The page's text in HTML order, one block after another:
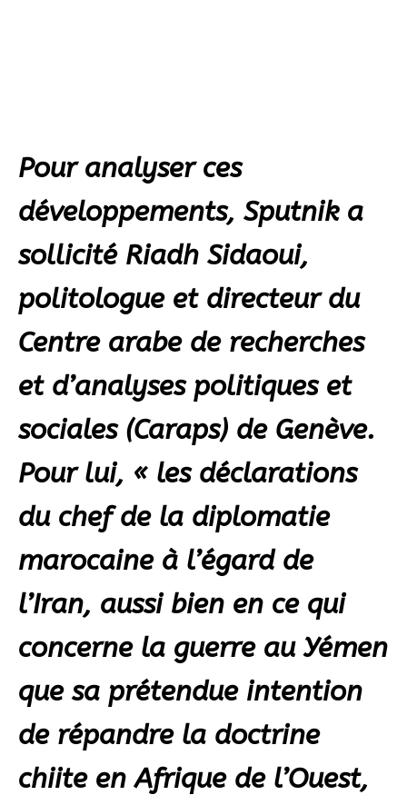
Pour analyser ces
développements, Sputnik a
sollicité Riadh Sidaoui,
politologue et directeur du
Centre arabe de recherches
et d’analyses politiques et
sociales (Caraps) de Genève.
Pour lui, « les déclarations
du chef de la diplomatie
marocaine à l’égard de
l’Iran, aussi bien en ce qui
concerne la guerre au Yémen
que sa prétendue intention
de répandre la doctrine
chiite en Afrique de l’Ouest,